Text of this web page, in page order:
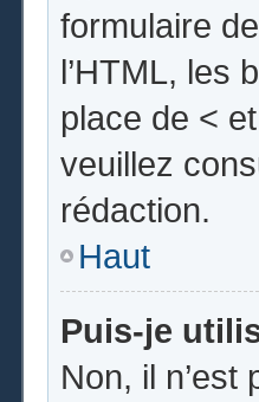
formulaire
l’HTML, les
place de <
veuillez
rédaction.
Haut
Puis-je
Non, il n’est